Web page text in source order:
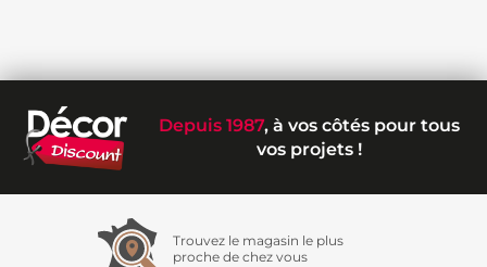
Depuis 1987, à vos côtés pour tous
vos projets !
Trouvez le magasin le plus
proche de chez vous